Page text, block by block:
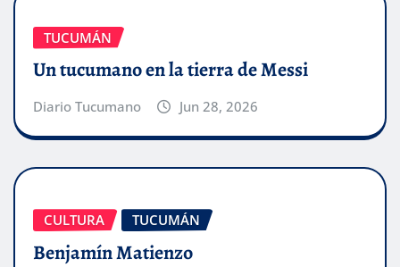
TUCUMÁN
Un tucumano en la tierra de Messi
Diario Tucumano Jun 28, 2026
CULTURA TUCUMÁN
Benjamín Matienzo